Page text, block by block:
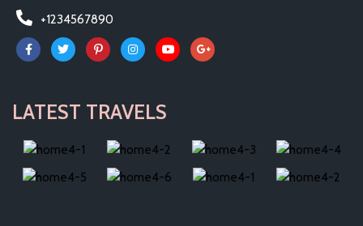
+1234567890
LATEST TRAVELS